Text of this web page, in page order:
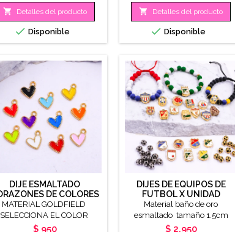
 Detalles del producto
 Disponible
 Detalles del producto
 Disponible
DIJE ESMALTADO
DE COLORES
X UNIDAD
MATERIAL GOLDFIELD
SELECCIONA EL COLOR
TAMAÑO 10MM
Precio
$ 950
DIJES DE EQUIPOS DE
FUTBOL X UNIDAD
Material baño de oro
esmaltado tamaño 1.5cm
hueco pasador
Precio
$ 2.950